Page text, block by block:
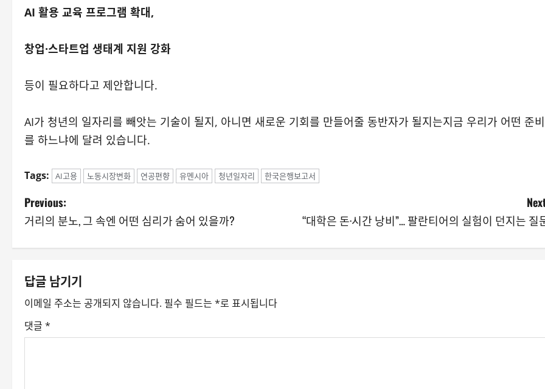
AI 활용 교육 프로그램 확대,
창업·스타트업 생태계 지원 강화
등이 필요하다고 제안합니다.
AI가 청년의 일자리를 빼앗는 기술이 될지, 아니면 새로운 기회를 만들어줄 동반자가 될지는지금 우리가 어떤 준비
를 하느냐에 달려 있습니다.
Tags: AI고용 노동시장변화 연공편향 유멘시아 청년일자리 한국은행보고서
P
o
s
t
n
a
Previous:
거리의 분노, 그 속엔 어떤 심리가 숨어 있을까?
“대학은 돈·시간 낭비”… 팔란티어의 실험이 던지는 질
답글 남기기
이메일 주소는 공개되지 않습니다. 필수 필드는 *로 표시됩니다
댓글 *